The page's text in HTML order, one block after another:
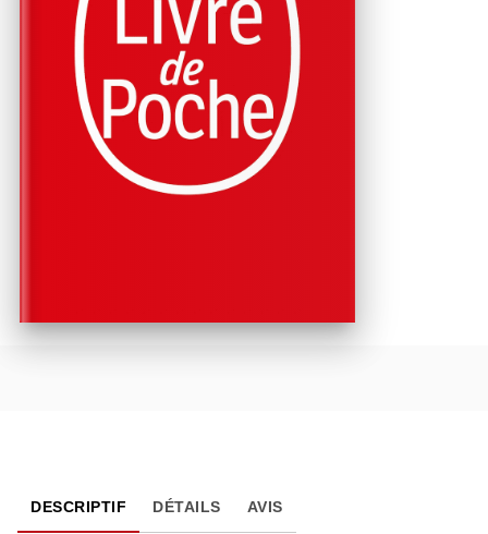
DESCRIPTIF DÉTAILS AVIS